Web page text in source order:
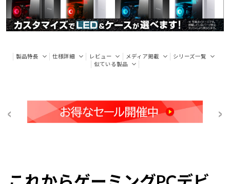
製品特長 仕様詳細 レビュー メディア掲載
シリーズ一覧
似ている製品